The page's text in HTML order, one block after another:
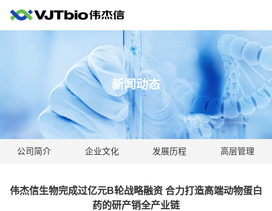
新闻动态
公司简介 企业文化 发展历程 高层管理
伟杰信生物完成过亿元B轮战略融资 合力打造高端动物蛋白
药的研产销全产业链